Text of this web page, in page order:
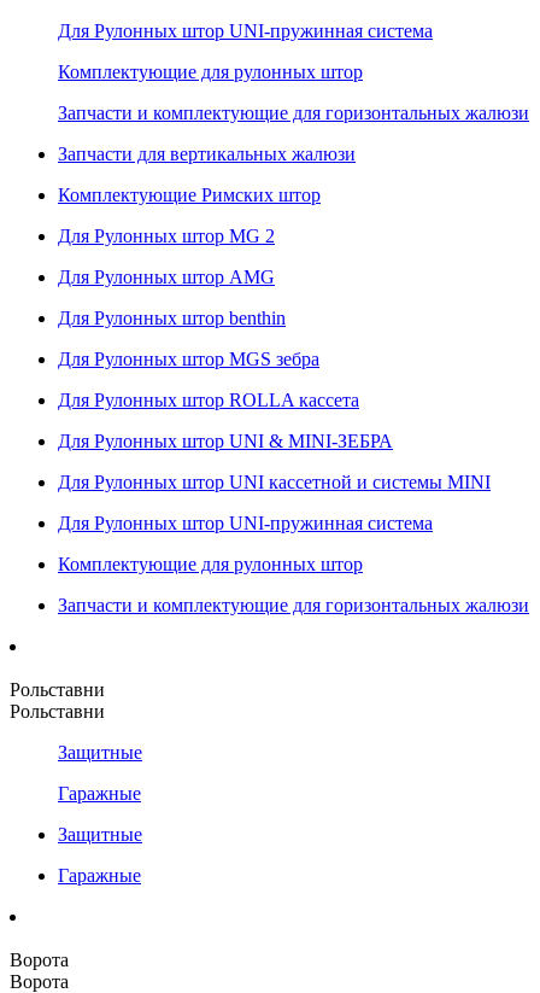
Для Рулонных штор UNI-пружинная система
Комплектующие для рулонных штор
Запчасти и комплектующие для горизонтальных жалюзи
Запчасти для вертикальных жалюзи
Комплектующие Римских штор
Для Рулонных штор MG 2
Для Рулонных штор AMG
Для Рулонных штор benthin
Для Рулонных штор MGS зебра
Для Рулонных штор ROLLA кассета
Для Рулонных штор UNI & MINI-ЗЕБРА
Для Рулонных штор UNI кассетной и системы MINI
Для Рулонных штор UNI-пружинная система
Комплектующие для рулонных штор
Запчасти и комплектующие для горизонтальных жалюзи
Рольставни
Рольставни
Защитные
Гаражные
Защитные
Гаражные
Ворота
Ворота